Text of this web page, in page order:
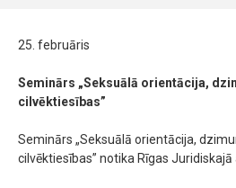
25. februāris
Seminārs „Seksuālā orientācija,
cilvēktiesības”
Seminārs „Seksuālā orientācija,
cilvēktiesības” notika Rīgas